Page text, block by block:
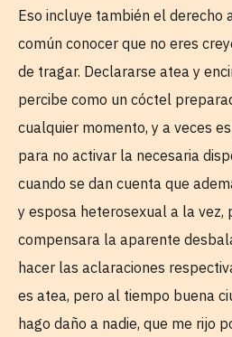
Eso incluye también el derecho
común conocer que no eres
de tragar. Declararse atea y
percibe como un cóctel
cualquier momento, y a veces
para no activar la necesaria
cuando se dan cuenta que
y esposa heterosexual a la vez,
compensara la aparente
hacer las aclaraciones
es atea, pero al tiempo buena
hago daño a nadie, que me rijo